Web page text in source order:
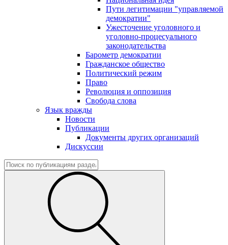
Пути легитимации "управляемой
демократии"
Ужесточение уголовного и
уголовно-процесуального
законодательства
Барометр демократии
Гражданское общество
Политический режим
Право
Революция и оппозиция
Свобода слова
Язык вражды
Новости
Публикации
Документы других организаций
Дискуссии